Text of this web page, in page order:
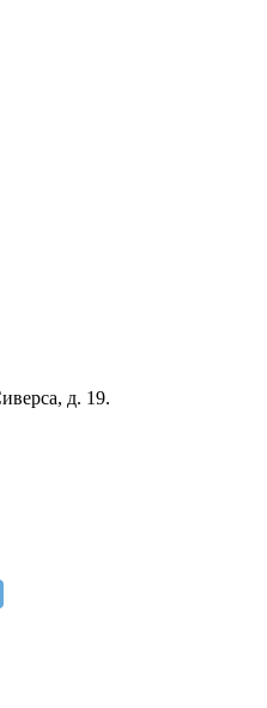
д. 19.